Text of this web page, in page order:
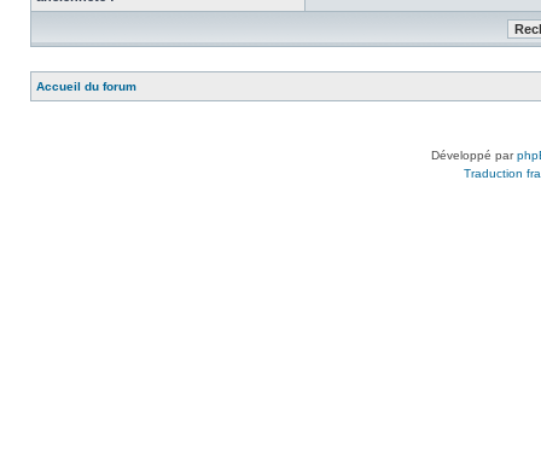
Accueil du forum
Développé par
Traduction